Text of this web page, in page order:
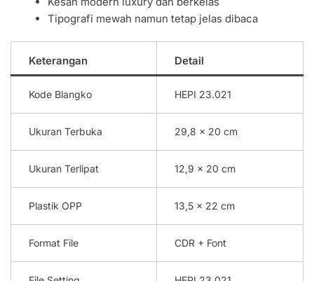
Tipografi mewah namun tetap jelas dibaca
Keterangan Detail
Kode Blangko HEPI 23.021
Ukuran Terbuka 29,8 x 20 cm
Ukuran Terlipat 12,9 x 20 cm
Plastik OPP 13,5 x 22 cm
Format File CDR + Font